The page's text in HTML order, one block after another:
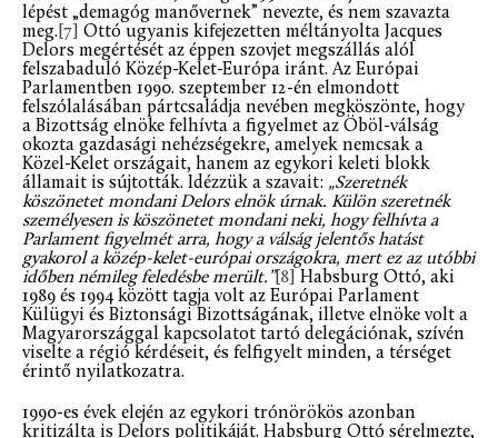
lépést „demagóg manővernek” nevezte, és nem szavazta
meg. [7]
Ottó ugyanis kifejezetten méltányolta Jacques
Delors megértését az éppen szovjet megszállás alól
felszabaduló Közép-Kelet-Európa iránt. Az Európai
Parlamentben 1990. szeptember 12-én elmondott
felszólalásában pártcsaládja nevében megköszönte, hogy
a Bizottság elnöke felhívta a figyelmet az Öböl-válság
okozta gazdasági nehézségekre, amelyek nemcsak a
Közel-Kelet országait, hanem az egykori keleti blokk
államait is sújtották. Idézzük a szavait: „Szeretnék
köszönetet mondani Delors elnök úrnak. Külön szeretnék
személyesen is köszönetet mondani neki, hogy felhívta a
Parlament figyelmét arra, hogy a válság jelentős hatást
gyakorol a közép-kelet-európai országokra, mert ez az utóbbi
időben némileg feledésbe merült.”[8]
Habsburg Ottó, aki
1989 és 1994 között tagja volt az Európai Parlament
Külügyi és Biztonsági Bizottságának, illetve elnöke volt a
Magyarországgal kapcsolatot tartó delegációnak, szívén
viselte a régió kérdéseit, és felfigyelt minden, a térséget
érintő nyilatkozatra.
1990-es évek elején az egykori trónörökös azonban
kritizálta is Delors politikáját. Habsburg Ottó sérelmezte,